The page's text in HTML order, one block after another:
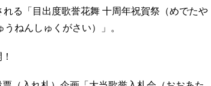
る「目出度歌誉花舞 十周年祝賀祭（めでたや
ねんしゅくがさい）」。